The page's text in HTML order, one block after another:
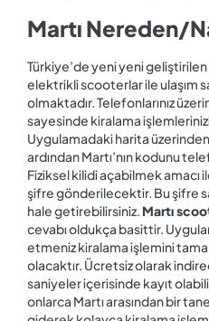
Martı Nereden/
Türkiye’de yeni yeni
elektrikli scooterlar ile ulaşım
olmaktadır. Telefonlarınız
sayesinde kiralama
Uygulamadaki harita üzerinden
ardından Martı’nın kodunu
Fiziksel kilidi açabilmek amacı
şifre gönderilecektir. Bu şifre
hale getirebilirsiniz. Martı
cevabı oldukça basittir.
etmeniz kiralama işlemini
olacaktır. Ücretsiz olarak
saniyeler içerisinde kayıt
onlarca Martı arasından bir